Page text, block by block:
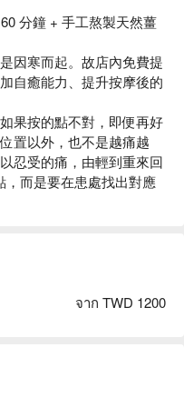
分鐘 + 手工熬製天然薑
因寒而起。故店內免費提
自癒能力、提升按摩後的
果按的點不對，即便再好
置以外，也不是越痛越
忍受的痛，由輕到重來回
，而是要在患處找出對應
จาก TWD 1200